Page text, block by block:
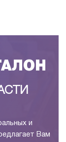
и
Вам